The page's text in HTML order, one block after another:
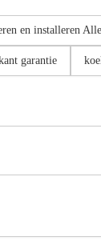
en installeren
garantie